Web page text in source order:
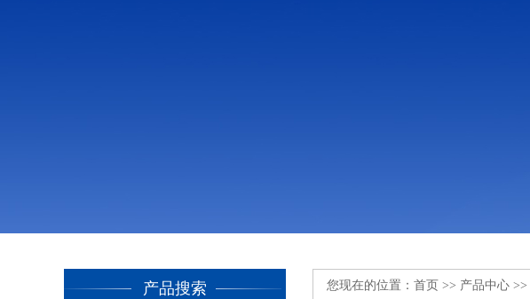
产品搜索 您现在的位置： 首页 >> 产品中心 >>